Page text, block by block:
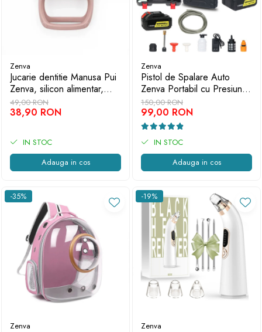
Zenva
Jucarie dentitie Manusa Pui
Zenva, silicon alimentar,
fara BPA, 3-12 luni, Roz
deschis
49,00 RON
38,90 RON
IN STOC
Adauga in cos
Zenva
Pistol de Spalare Auto
Zenva Portabil cu Presiune,
24V, baterie, 35 Bar, Jet de
Apa si Spuma, Cu Valiza
150,00 RON
99,00 RON
IN STOC
Adauga in cos
-35%
Zenva
-19%
Zenva